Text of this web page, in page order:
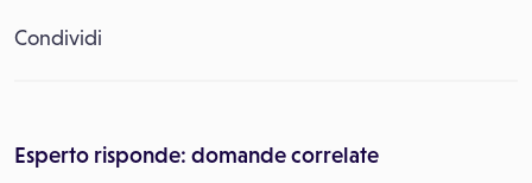
Condividi
Esperto risponde: domande correlate